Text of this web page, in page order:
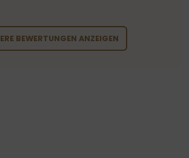
BEWERTUNGEN ANZEIGEN